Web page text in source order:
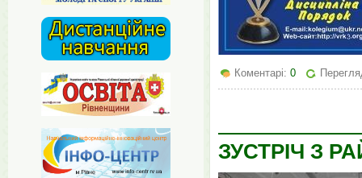
Коментарі: 0
ЗУСТРІЧ З